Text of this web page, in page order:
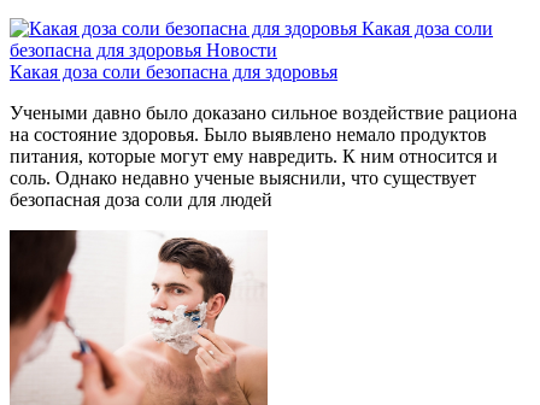
Какая доза соли
безопасна для здоровья Новости
Какая доза соли безопасна для здоровья
Учеными давно было доказано сильное воздействие рациона
на состояние здоровья. Было выявлено немало продуктов
питания, которые могут ему навредить. К ним относится и
соль. Однако недавно ученые выяснили, что существует
безопасная доза соли для людей